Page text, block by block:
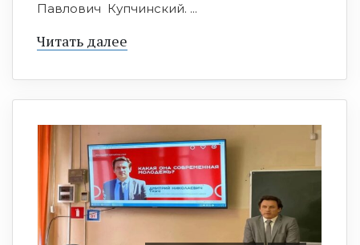
Павлович Купчинский. ...
Читать далее